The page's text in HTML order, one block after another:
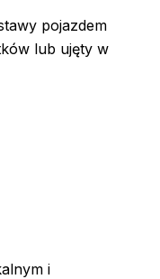
pojazdem
lub ujęty w
i